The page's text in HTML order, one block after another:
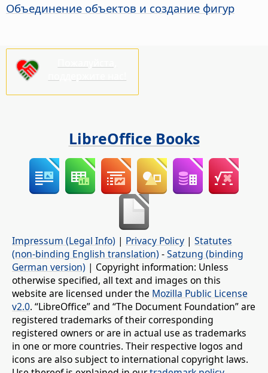
Объединение объектов и создание фигур
LibreOffice Books
Impressum (Legal Info) | Privacy Policy | Statutes
(non-binding English translation) -Satzung (binding
German version) | Copyright information: Unless
otherwise specified, all text and images on this
website are licensed under the Mozilla Public License
v2.0. “LibreOffice” and “The Document Foundation” are
registered trademarks of their corresponding
registered owners or are in actual use as trademarks
in one or more countries. Their respective logos and
icons are also subject to international copyright laws.